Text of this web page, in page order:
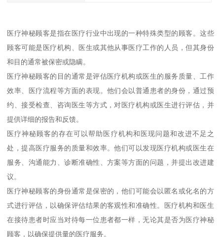
医疗神秘顾客是指在医疗行业中出现的一种特殊类型的顾客。这些
顾客可能是医疗机构、医生或其他从事医疗工作的人员，但其身份
和目的通常被保密或隐瞒。
医疗神秘顾客的目的通常是评估医疗机构或医生的服务质量、工作
效率、医疗流程等方面的表现。他们会以普通患者的身份，通过预
约、接受检查、咨询医生等方式，对医疗机构或医生进行评估，并
提供详细的报告和反馈。
医疗神秘顾客的存在可以帮助医疗机构和医现问题和改进不足之
处，提高医疗服务的质量和效率。他们可以发现医疗机构或医生在
服务、沟通能力、诊断准确性、方案等方面的问题，并提出改进建
议。
医疗神秘顾客的身份通常是保密的，他们可能会以匿名或化名的方
式进行评估，以确保评估结果的客观性和准确性。医疗机构和医生
在接待患者时应当对待每一位患者都一样，无论其是否为医疗神秘
顾客，以确保提供量的医疗服务。